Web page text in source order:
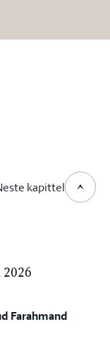
kapittel
2026
Farahmand